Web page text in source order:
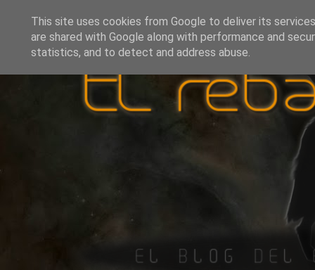
This site uses cookies from Google to deliver its
are shared with Google along with performance and
statistics, and to detect and address abuse.